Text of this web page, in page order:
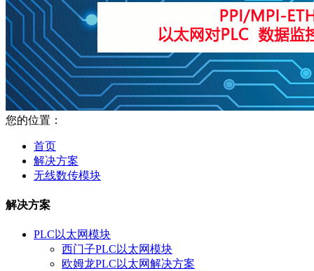
您的位置：
首页
解决方案
无线数传模块
解决方案
PLC以太网模块
西门子PLC以太网模块
欧姆龙PLC以太网解决方案